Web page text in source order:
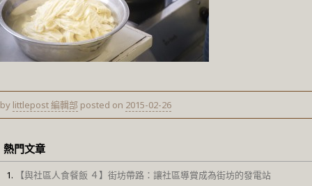
by littlepost 編輯部 posted on 2015-02-26
熱門文章
【與社區人食餐飯 ４】街坊帶路：讓社區導賞成為街坊的發電站